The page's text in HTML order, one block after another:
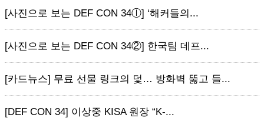
[사진으로 보는 DEF CON 34ⓛ] ‘해커들의...
[사진으로 보는 DEF CON 34②] 한국팀 데프...
[카드뉴스] 무료 선물 링크의 덫… 방화벽 뚫고 들...
[DEF CON 34] 이상중 KISA 원장 “K-...